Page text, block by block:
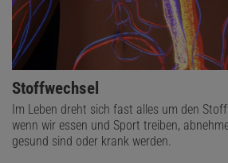
Stoffwechsel
Im Leben dreht sich fast alles um den
wenn wir essen und Sport treiben,
gesund sind oder krank werden.